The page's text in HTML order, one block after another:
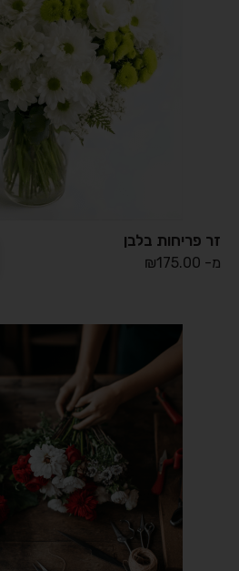
זר פריחות בלבן
מ- ₪175.00